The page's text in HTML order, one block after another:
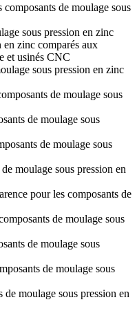
de moulage sous
sous pression en zinc
en zinc comparés aux
et usinés CNC
sous pression en zinc
de moulage sous
de moulage sous
de moulage sous
moulage sous pression en
pour les composants de
de moulage sous
de moulage sous
de moulage sous
de moulage sous pression en